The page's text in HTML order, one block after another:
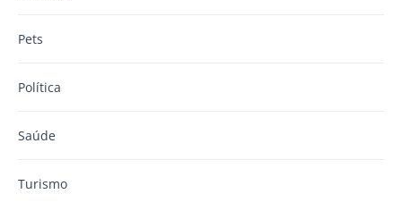
Pets
Política
Saúde
Turismo